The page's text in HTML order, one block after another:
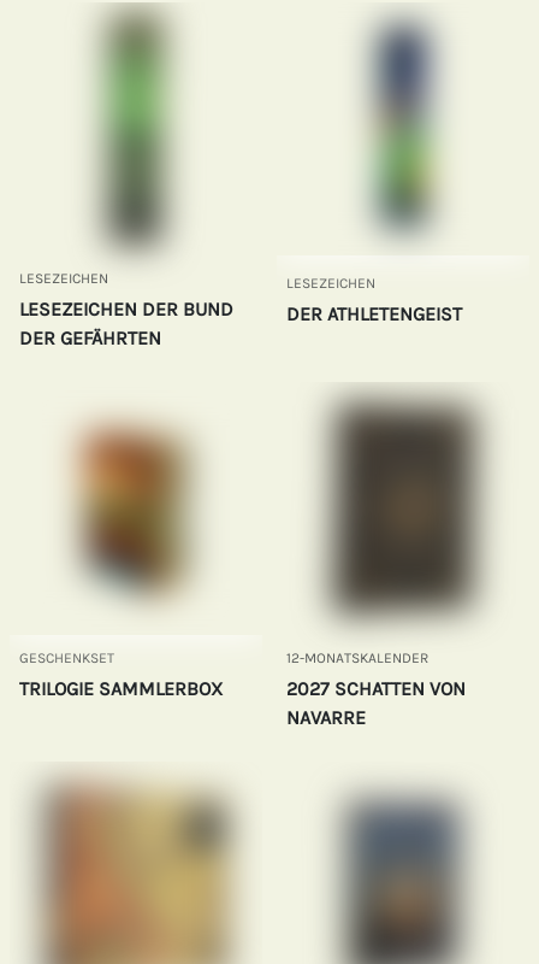
LESEZEICHEN
LESEZEICHEN DER BUND
DER GEFÄHRTEN
LESEZEICHEN
DER ATHLETENGEIST
GESCHENKSET
TRILOGIE SAMMLERBOX
12-MONATSKALENDER
2027 SCHATTEN VON
NAVARRE